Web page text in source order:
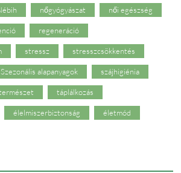
nőgyógyászat női egészség
regeneráció
stressz stresszcsökkentés
Szezonális alapanyagok szájhigiénia
táplálkozás
élelmiszerbiztonság életmód